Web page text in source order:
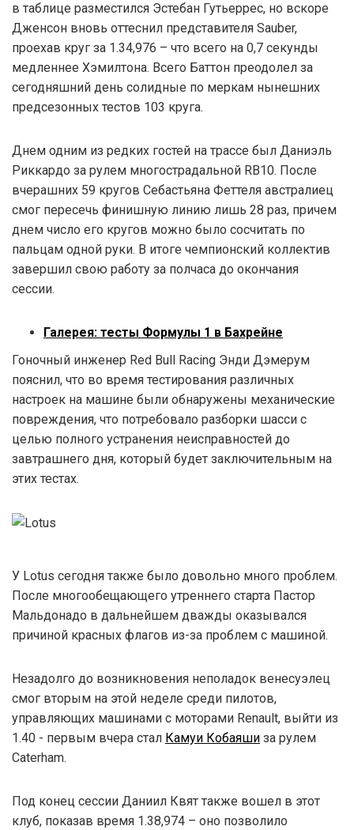
в таблице разместился Эстебан Гутьеррес, но вскоре
Дженсон вновь оттеснил представителя Sauber,
проехав круг за 1.34,976 – что всего на 0,7 секунды
медленнее Хэмилтона. Всего Баттон преодолел за
сегодняшний день солидные по меркам нынешних
предсезонных тестов 103 круга.
Днем одним из редких гостей на трассе был Даниэль
Риккардо за рулем многострадальной RB10. После
вчерашних 59 кругов Себастьяна Феттеля австралиец
смог пересечь финишную линию лишь 28 раз, причем
днем число его кругов можно было сосчитать по
пальцам одной руки. В итоге чемпионский коллектив
завершил свою работу за полчаса до окончания
сессии.
Галерея: тесты Формулы 1 в Бахрейне
Гоночный инженер Red Bull Racing Энди Дэмерум
пояснил, что во время тестирования различных
настроек на машине были обнаружены механические
повреждения, что потребовало разборки шасси с
целью полного устранения неисправностей до
завтрашнего дня, который будет заключительным на
этих тестах.
У Lotus сегодня также было довольно много проблем.
После многообещающего утреннего старта Пастор
Мальдонадо в дальнейшем дважды оказывался
причиной красных флагов из-за проблем с машиной.
Незадолго до возникновения неполадок венесуэлец
смог вторым на этой неделе среди пилотов,
управляющих машинами с моторами Renault, выйти из
1.40 - первым вчера стал Камуи Кобаяши за рулем
Caterham.
Под конец сессии Даниил Квят также вошел в этот
клуб, показав время 1.38,974 – оно позволило